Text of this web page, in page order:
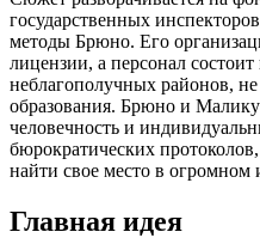
государственных
методы Брюно. Его
лицензии, а персонал
неблагополучных районов,
образования. Брюно и Малику
человечность и
бюрократических
найти свое место в
Главная идея